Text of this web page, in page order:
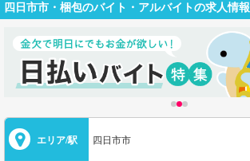
四日市市・梱包のバイト・アルバイトの求人情報
エリア/駅 四日市市